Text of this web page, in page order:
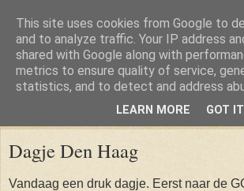
Saturday, 14 December 2013
Dagje Den Haag
Vandaag een druk dagje. Eerst naar de
This site uses cookies from Google to
and to analyze traffic. Your IP address
shared with Google along with
metrics to ensure quality of service,
statistics, and to detect and address
LEARN MORE GOT IT